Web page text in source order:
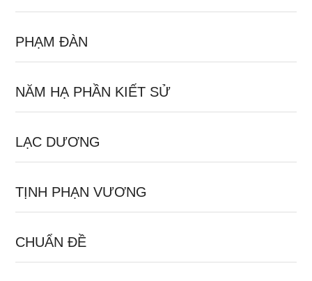
PHẠM ĐÀN
NĂM HẠ PHẦN KIẾT SỬ
LẠC DƯƠNG
TỊNH PHẠN VƯƠNG
CHUẨN ĐỀ